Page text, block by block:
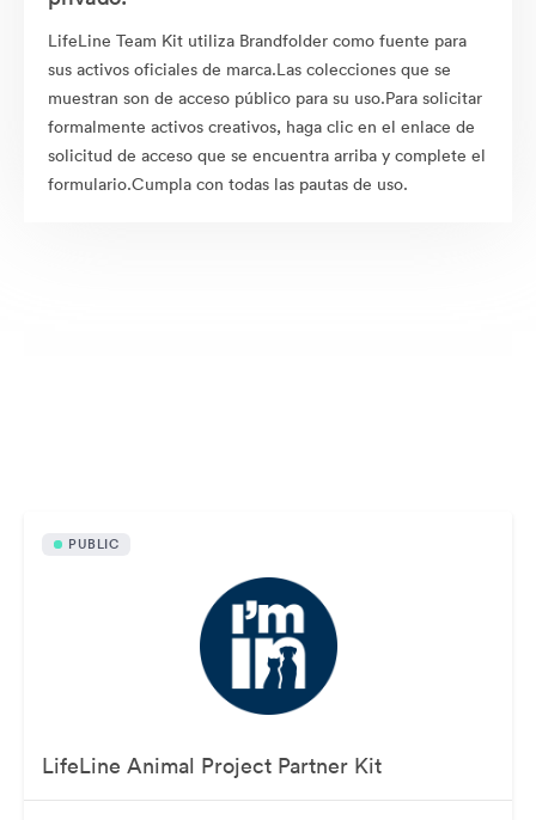
LifeLine Team Kit utiliza Brandfolder como fuente para
sus activos oficiales de marca.Las colecciones que se
muestran son de acceso público para su uso.Para solicitar
formalmente activos creativos, haga clic en el enlace de
solicitud de acceso que se encuentra arriba y complete el
formulario.Cumpla con todas las pautas de uso.
PUBLIC
LifeLine Animal Project Partner Kit